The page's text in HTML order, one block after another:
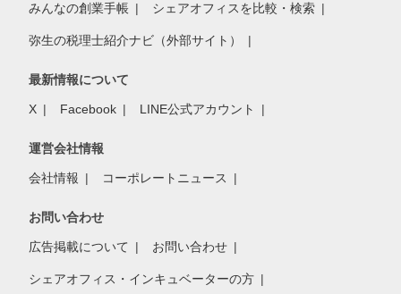
みんなの創業手帳 シェアオフィスを比較・検索
弥生の税理士紹介ナビ（外部サイト）
最新情報について
X Facebook LINE公式アカウント
運営会社情報
会社情報 コーポレートニュース
お問い合わせ
広告掲載について お問い合わせ
シェアオフィス・インキュベーターの方